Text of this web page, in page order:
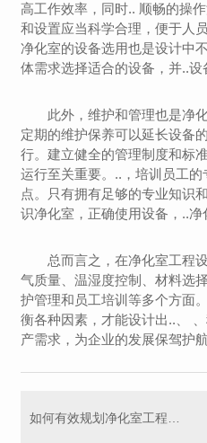
高工作效率，同时.. 顺畅的操
和设置应当科学合理，便于人
净化室的设备选用也是设计中
体需求选择适合的设备，并..设
此外，维护和管理也是净
定期的维护保养可以延长设备
行。建立健全的管理制度和标
运行至关重要。..，培训员工
点。只有拥有足够的专业知识
识净化室，正确使用设备，..净
总而言之，在净化室工程
气质量、温湿度控制、材料选
护管理和员工培训等多个方面
衡各种因素，才能设计出..、
产需求，为企业的发展保驾护航